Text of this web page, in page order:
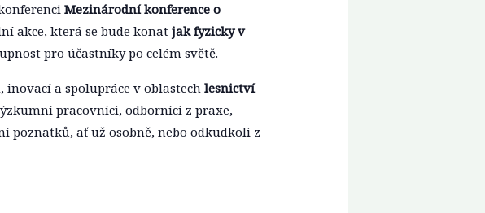
Mezinárodní konference o
akce, která se bude konat jak fyzicky v
pro účastníky po celém světě.
a spolupráce v oblastech lesnictví
pracovníci, odborníci z praxe,
ať už osobně, nebo odkudkoli z